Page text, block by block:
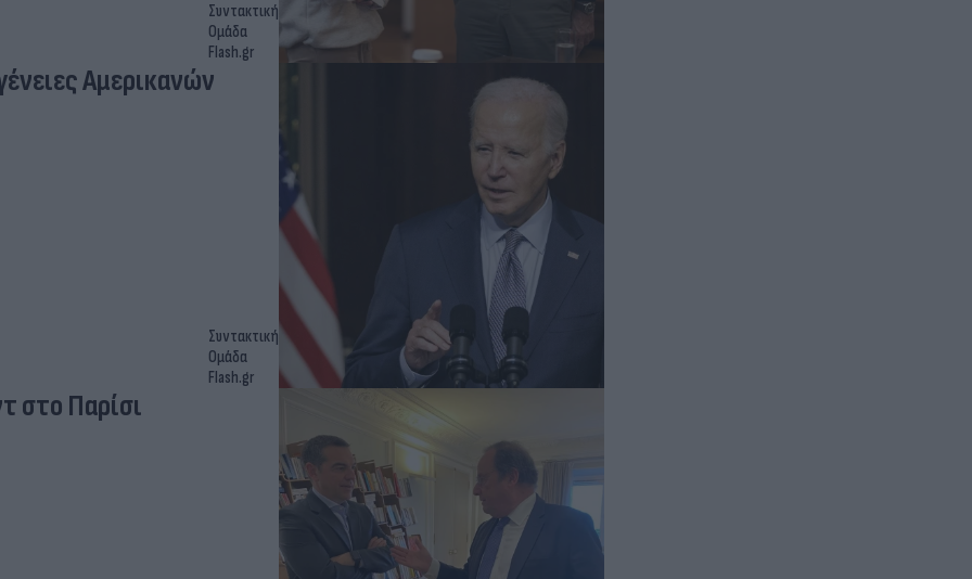
Συντακτική
Ομάδα
Flash.gr
Αμερικανών
Συντακτική
Ομάδα
Flash.gr
στο Παρίσι